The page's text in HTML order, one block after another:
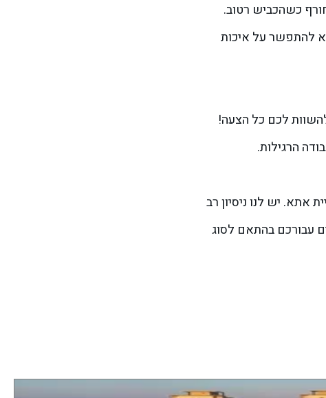
כשהכביש רטוב.
לא להתפשר על איכות
לכם כל הצעה!
אתא. יש לנו ניסיון רב
עבורכם בהתאם לסוג